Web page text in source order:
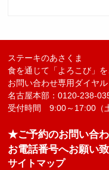
ステーキのあさくま
食を通じて「よろこび」
お問い合わせ専用ダイヤル
名古屋本部：0120-238-
受付時間 9:00～17:00（
★ご予約のお問い合
お電話番号へお願い致
サイトマップ